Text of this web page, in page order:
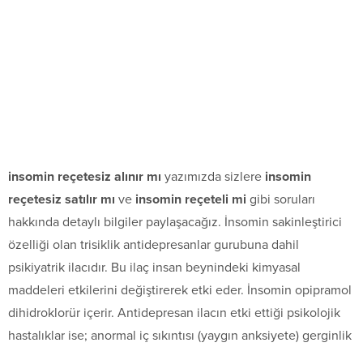
insomin reçetesiz alınır mı yazımızda sizlere insomin
reçetesiz satılır mı ve insomin reçeteli mi gibi soruları
hakkında detaylı bilgiler paylaşacağız. İnsomin sakinleştirici
özelliği olan trisiklik antidepresanlar gurubuna dahil
psikiyatrik ilacıdır. Bu ilaç insan beynindeki kimyasal
maddeleri etkilerini değiştirerek etki eder. İnsomin opipramol
dihidroklorür içerir. Antidepresan ilacın etki ettiği psikolojik
hastalıklar ise; anormal iç sıkıntısı (yaygın anksiyete) gerginlik